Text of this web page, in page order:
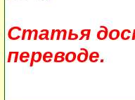
Статья
переводе.